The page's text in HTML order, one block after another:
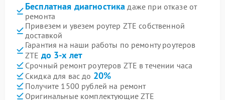
Бесплатная диагностика даже при отказе от
ремонта
Привезем и увезем роутер ZTE собственной
доставкой
Гарантия на наши работы по ремонту роутеров
ZTE до 3-х лет
Срочный ремонт роутеров ZTE в течении часа
Скидка для вас до 20%
Получите 1500 рублей на ремонт
Оригинальные комплектующие ZTE